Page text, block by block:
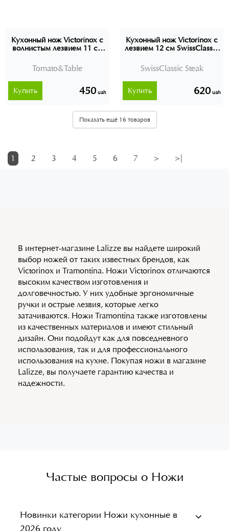
Кухонный нож Victorinox с
волнистым лезвием 11 см
67836.L115 Швейцария
Tomato&Table
450 uah
Купить
Кухонный нож Victorinox с
лезвием 12 см SwissClassic
SwissClassic Steak
620 uah
Купить
Показать ещё 16 товаров
1 2 3 4 5 6 7 > >|
В интернет-магазине Lalizze вы найдете широкий
выбор ножей от таких известных брендов, как
Victorinox и Tramontina. Ножи Victorinox отличаются
высоким качеством изготовления и
долговечностью. У них удобные эргономичные
ручки и острые лезвия, которые легко
затачиваются. Ножи Tramontina также изготовлены
из качественных материалов и имеют стильный
дизайн. Они подойдут как для повседневного
использования, так и для профессионального
использования на кухне. Покупая ножи в магазине
Lalizze, вы получаете гарантию качества и
надежности.
Частые вопросы о Ножи
Новинки категории Ножи кухонные в
2026 году